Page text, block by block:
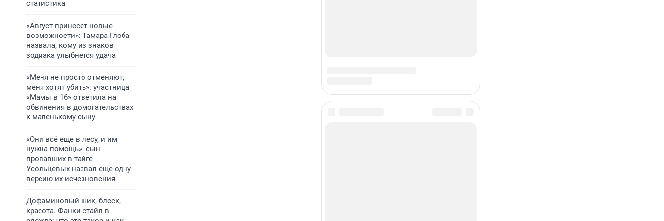
статистика
«Август принесет новые
возможности»: Тамара Глоба
назвала, кому из знаков
зодиака улыбнется удача
«Меня не просто отменяют,
меня хотят убить»: участница
«Мамы в 16» ответила на
обвинения в домогательствах
к маленькому сыну
«Они всё еще в лесу, и им
нужна помощь»: сын
пропавших в тайге
Усольцевых назвал еще одну
версию их исчезновения
Дофаминовый шик, блеск,
красота. Фанки-стайл в